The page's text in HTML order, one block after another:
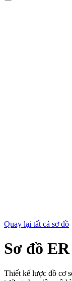
Quay lại tất cả sơ đồ
Sơ đồ ER
Thiết kế lược đồ cơ